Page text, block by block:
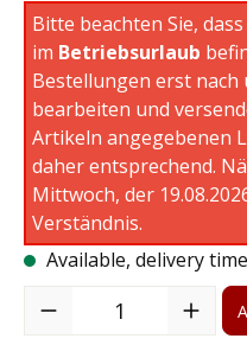
Bitte beachten Sie,
im Betriebsurlaub
Bestellungen erst nach
bearbeiten und
Artikeln angegebenen
daher entsprechend.
Mittwoch, der
Verständnis.
Available, delivery
Product Quantity: Enter